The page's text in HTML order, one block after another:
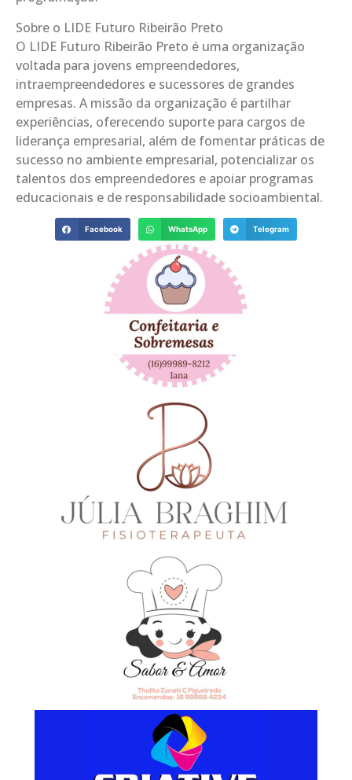
Sobre o LIDE Futuro Ribeirão Preto
O LIDE Futuro Ribeirão Preto é uma organização
voltada para jovens empreendedores,
intraempreendedores e sucessores de grandes
empresas. A missão da organização é partilhar
experiências, oferecendo suporte para cargos de
liderança empresarial, além de fomentar práticas de
sucesso no ambiente empresarial, potencializar os
talentos dos empreendedores e apoiar programas
educacionais e de responsabilidade socioambiental.
Facebook WhatsApp Telegram